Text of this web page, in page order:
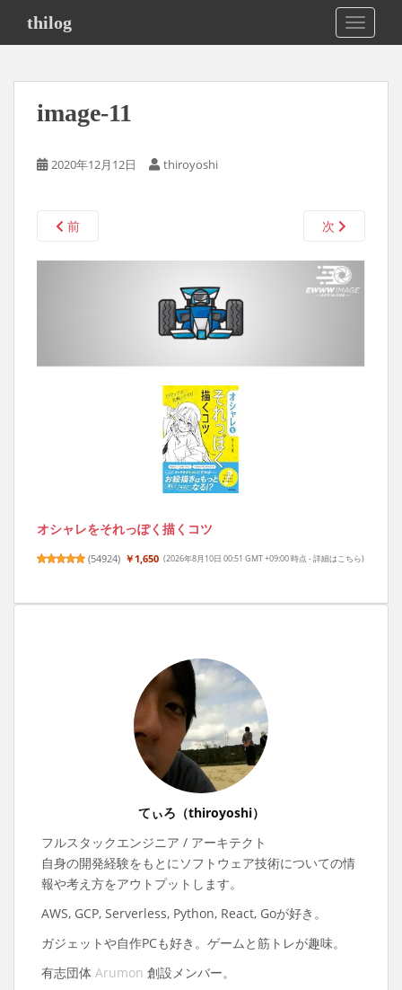
i
thilog
image-11
2020年12月12日 thiroyoshi
前 次
オシャレをそれっぽく描くコツ
(54924) ￥1,650 (2026年8月10日 00:51 GMT +09:00 時点 -詳細はこちら)
てぃろ（thiroyoshi）
フルスタックエンジニア / アーキテクト
自身の開発経験をもとにソフトウェア技術についての情
報や考え方をアウトプットします。
AWS, GCP, Serverless, Python, React, Goが好き。
ガジェットや自作PCも好き。ゲームと筋トレが趣味。
有志団体 Arumon 創設メンバー。